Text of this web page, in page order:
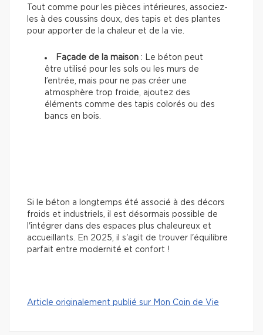
Tout comme pour les pièces intérieures, associez-
les à des coussins doux, des tapis et des plantes
pour apporter de la chaleur et de la vie.
Façade de la maison : Le béton peut
être utilisé pour les sols ou les murs de
l’entrée, mais pour ne pas créer une
atmosphère trop froide, ajoutez des
éléments comme des tapis colorés ou des
bancs en bois.
Si le béton a longtemps été associé à des décors
froids et industriels, il est désormais possible de
l'intégrer dans des espaces plus chaleureux et
accueillants. En 2025, il s'agit de trouver l'équilibre
parfait entre modernité et confort !
Article originalement publié sur Mon Coin de Vie